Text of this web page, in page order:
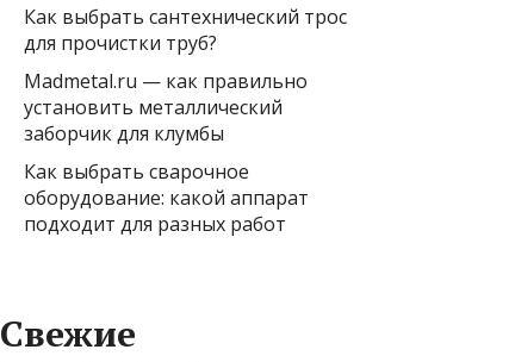
Как выбрать сантехнический трос
для прочистки труб?
Madmetal.ru — как правильно
установить металлический
заборчик для клумбы
Как выбрать сварочное
оборудование: какой аппарат
подходит для разных работ
Свежие